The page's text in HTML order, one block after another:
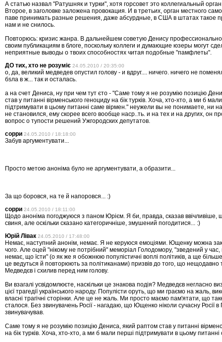
А статью назвал "Ратушняк и турки", хотя горсовет это коллегиальный
Второе, в заголовке заложена провокация. И в третьих, орган местного
паве принимать разные решения, даже абсурдные, в США в штатах такое
нам и не снилось.
Повторюсь: кризис жанра. В дальнейшем советую Денису профессионально
своим публикациям в блоге, поскольку коллеги и думающие юзеры могут
неприятные выводы о твоих способностях читая подобные "памфлеты".
ДО тих, хто не розуміє 24.05.2010 / 20:35:00
о, да, великий медведев опустил голову - и вдруг.... ничего. ничего не
бsла в ж... так и осталась.
а на счет Дениса, ну при чем тут єто - "Саме тому я не розумію позицію
став у питанні вірменського геноциду на бік турків. Хоча, хто-хто, а ми б
підтримувати в цьому питанні саме вірмен." неужели вы не понимаете, ни
не становился, ему скорее всего вообще наср..ть. и на тех и на других, он
вопрос о тупости решений Ужгородских депутатов.
сорри 24.05.2010 / 18:18:00
Забув аргументувати...
Просто метою аноніма було не аргументувати, а образити...
За що боровся, на те й напоровся... :)
сорри 24.05.2010 / 18:11:00
Щодо аноніма погоджуюся з паном Юрієм. Я би, правда, сказав ввічливіше,
свиня, але оскільки сказано категоричніше, змушений погодитися... :)
Юрій Лівак 24.05.2010 / 17:48:00
Немає, наступний анонім, немає. Я не керуюся емоціями. Ющенку можна
чого. Але оцей "нікому не потрібний" меморіал Голодомору, "зведений у
немає, що їсти" (о як же я обожнюю популістичні воплі політиків, а ще
це ведуться й повторюють за політиканами) призвів до того, що нещодавно
Медведєв і схилив перед ним голову.
Ви взагалі усвідомлюєте, наскільки це знакова подія? Медведєв негласно
цієї трагедії українського народу. Популісти оруть, що ми граємо на жаль,
власні трагічні сторінки. Але це не жаль. Ми просто маємо пам'ятати, що
сталося. Без звинувачень Росії - нагадаю, що Ющенко ніколи сучасну Росії
звинувачував.
Саме тому я не розумію позицію Дениса, який раптом став у питанні
на бік турків. Хоча, хто-хто, а ми б мали перші підтримувати в цьому питанні